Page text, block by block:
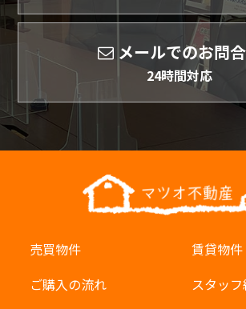
メールでのお問
24時間対応
売買物件
賃貸物件
ご購入の流れ
スタッ